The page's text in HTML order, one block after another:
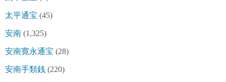
太平通宝 (45)
安南 (1,325)
安南寛永通宝 (28)
安南手類銭 (220)